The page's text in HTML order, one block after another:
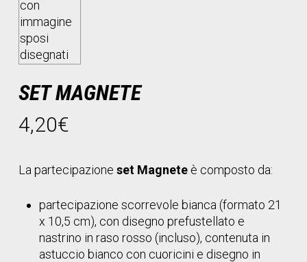
SET MAGNETE
4,20€
La partecipazione set Magneteè composto da:
partecipazione scorrevole bianca (formato 21
x 10,5 cm), con disegno prefustellato e
nastrino in raso rosso (incluso), contenuta in
astuccio bianco con cuoricini e disegno in